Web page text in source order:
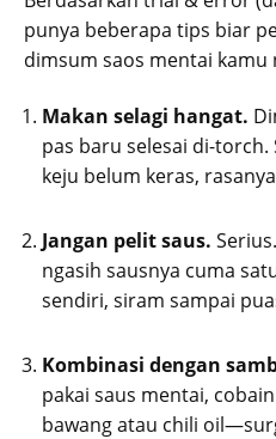
punya beberapa tips biar
dimsum saos mentai kamu
Makan selagi hangat.
pas baru selesai di-torch.
keju belum keras,
Jangan pelit saus.
ngasih sausnya cuma
sendiri, siram sampai
Kombinasi dengan
pakai saus mentai,
bawang atau chili